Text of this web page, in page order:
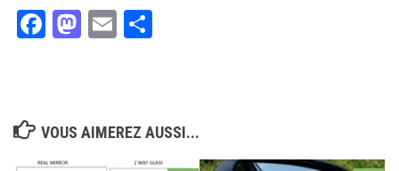
Facebook
Mastodon
Email
VOUS AIMEREZ AUSSI...